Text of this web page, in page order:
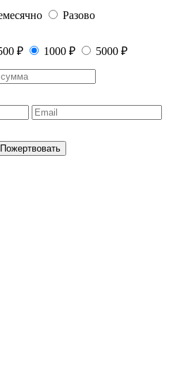
Разово
₽ 1000 ₽ 5000 ₽
Пожертвовать